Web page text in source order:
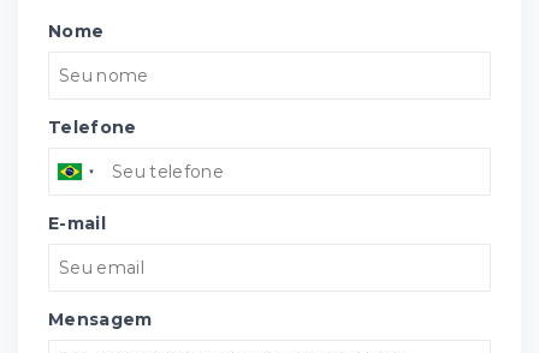
Nome
Telefone
E-mail
Mensagem